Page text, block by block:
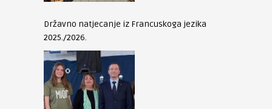
Državno natjecanje iz Francuskoga jezika
2025./2026.